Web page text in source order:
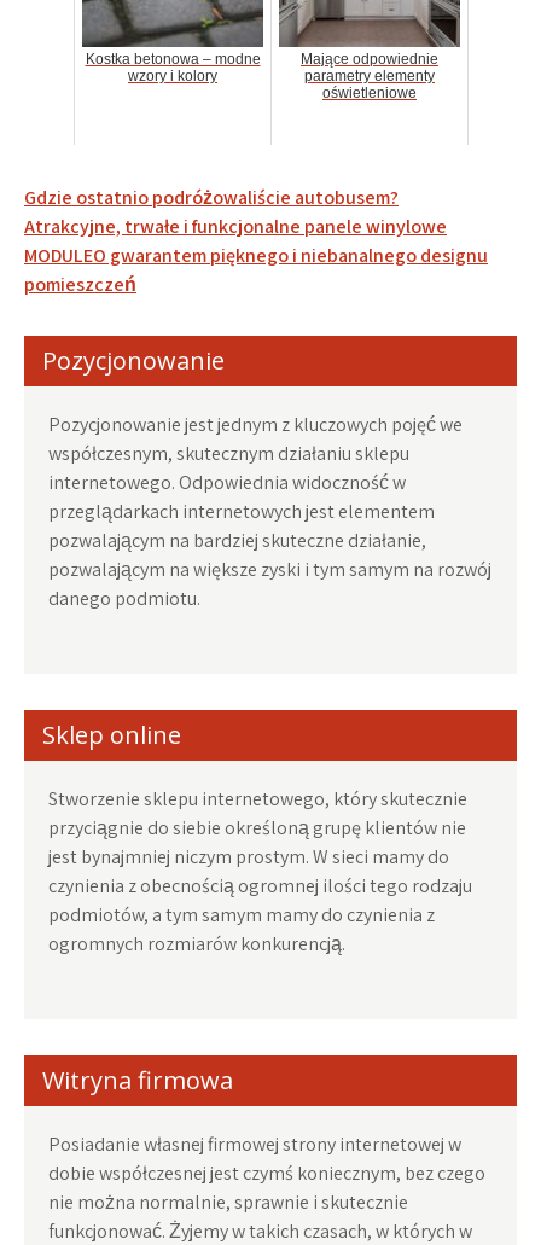
Kostka betonowa – modne
wzory i kolory
Mające odpowiednie
parametry elementy
oświetleniowe
Nawigacja
wpisu
Gdzie ostatnio podróżowaliście autobusem?
Atrakcyjne, trwałe i funkcjonalne panele winylowe
MODULEO gwarantem pięknego i niebanalnego designu
pomieszczeń
Pozycjonowanie
Pozycjonowanie jest jednym z kluczowych pojęć we
współczesnym, skutecznym działaniu sklepu
internetowego. Odpowiednia widoczność w
przeglądarkach internetowych jest elementem
pozwalającym na bardziej skuteczne działanie,
pozwalającym na większe zyski i tym samym na rozwój
danego podmiotu.
Sklep online
Stworzenie sklepu internetowego, który skutecznie
przyciągnie do siebie określoną grupę klientów nie
jest bynajmniej niczym prostym. W sieci mamy do
czynienia z obecnością ogromnej ilości tego rodzaju
podmiotów, a tym samym mamy do czynienia z
ogromnych rozmiarów konkurencją.
Witryna firmowa
Posiadanie własnej firmowej strony internetowej w
dobie współczesnej jest czymś koniecznym, bez czego
nie można normalnie, sprawnie i skutecznie
funkcjonować. Żyjemy w takich czasach, w których w